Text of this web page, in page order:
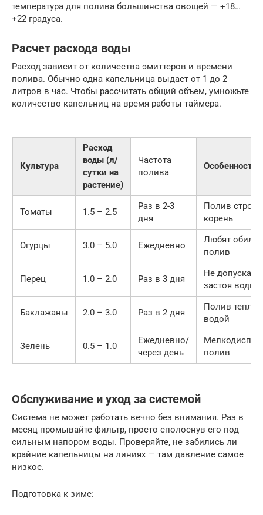
температура для полива большинства овощей — +18…
+22 градуса.
Расчет расхода воды
Расход зависит от количества эмиттеров и времени
полива. Обычно одна капельница выдает от 1 до 2
литров в час. Чтобы рассчитать общий объем, умножьте
количество капельниц на время работы таймера.
Культура
Расход
воды (л/
сутки на
растение)
Частота
полива
Особенности
Томаты 1.5 – 2.5
Раз в 2-3
дня
Полив
корень
Огурцы 3.0 – 5.0 Ежедневно
Любят
полив
Перец 1.0 – 2.0 Раз в 3 дня
Не допускать
застоя воды
Баклажаны 2.0 – 3.0 Раз в 2 дня
Полив теплой
водой
Зелень 0.5 – 1.0
Ежедневно/
через день
полив
Обслуживание и уход за системой
Система не может работать вечно без внимания. Раз в
месяц промывайте фильтр, просто сполоснув его под
сильным напором воды. Проверяйте, не забились ли
крайние капельницы на линиях — там давление самое
низкое.
Подготовка к зиме: